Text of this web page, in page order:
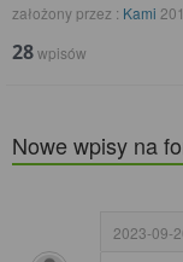
założony przez : Kami
28wpisów
Nowe wpisy na
2023-09-